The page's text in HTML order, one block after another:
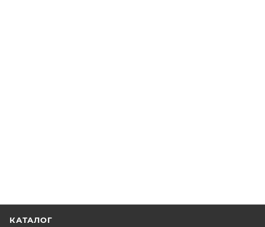
КАТАЛОГ